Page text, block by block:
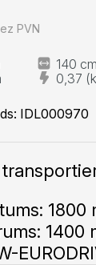
PVN
140 cm
0,37
IDL000970
1800
1400